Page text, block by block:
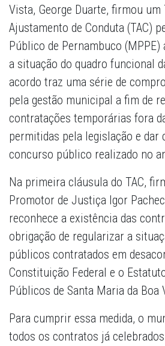
Vista, George Duarte, firmou um
Ajustamento de Conduta (TAC)
Público de Pernambuco
a situação do quadro funcional
acordo traz uma série de
pela gestão municipal a fim de
contratações temporárias fora
permitidas pela legislação e dar
concurso público realizado no
Na primeira cláusula do TAC,
Promotor de Justiça Igor
reconhece a existência das
obrigação de regularizar a
públicos contratados em
Constituição Federal e o
Públicos de Santa Maria da Boa
Para cumprir essa medida, o
todos os contratos já